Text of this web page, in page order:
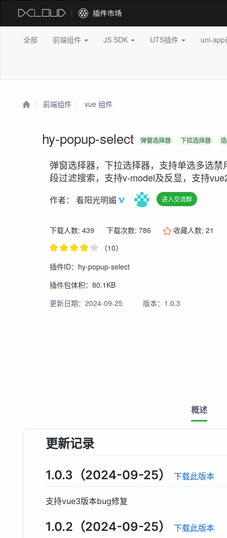
全部 前端组件 JS SDK UTS插件 uni-
前端组件 vue 组件
hy-popup-select 弹窗选择器 下拉选择器
弹窗选择器，下拉选择器，支持单选多选
段过滤搜索，支持v-model及反显，支持
作者：看阳光明媚 进入交流群
下载人数: 439 下载次数: 786 收藏人数:21
（10）
插件ID：hy-popup-select
插件包体积：80.1KB
更新日期：2024-09-25
版本：1.0.3
概述
更新记录
1.0.3（2024-09-25） 下载此版本
支持vue3版本bug修复
1.0.2（2024-09-25） 下载此版本